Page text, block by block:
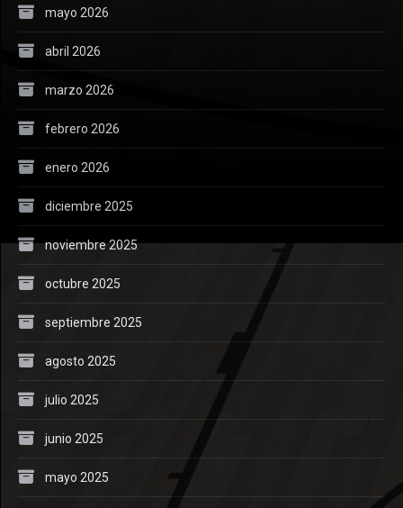
mayo 2026
abril 2026
marzo 2026
febrero 2026
enero 2026
diciembre 2025
noviembre 2025
octubre 2025
septiembre 2025
agosto 2025
julio 2025
junio 2025
mayo 2025